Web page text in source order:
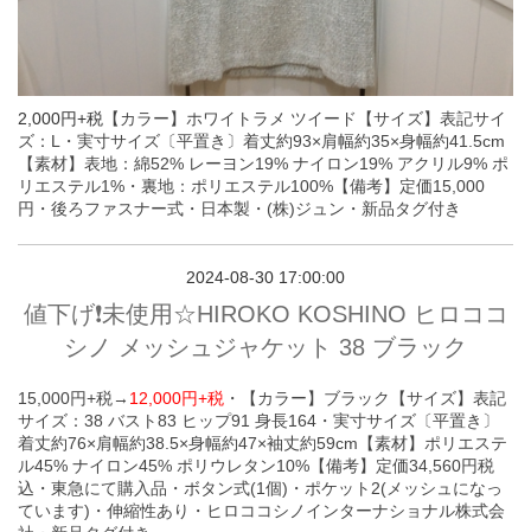
2,000円+税 【カラー】ホワイトラメ ツイード
【サイズ】表記サイ
ズ：L・実寸サイズ〔平置き〕着丈約93×肩幅約35×身幅約41.5cm
【素材】表地：綿52% レーヨン19% ナイロン19% アクリル9% ポ
リエステル1%・裏地：ポリエステル100% 【備考】定価15,000
円・後ろファスナー式・日本製・(株)ジュン ・新品タグ付き
2024-08-30 17:00:00
値下げ❗️未使用☆HIROKO KOSHINO ヒロココ
シノ メッシュジャケット 38 ブラック
15,000円+税→ 12,000円+税 ・【カラー】ブラック
【サイズ】表記
サイズ：38 バスト83 ヒップ91 身長164・実寸サイズ〔平置き〕
着丈約76×肩幅約38.5×身幅約47×袖丈約59cm 【素材】ポリエステ
ル45% ナイロン45% ポリウレタン10% 【備考】定価34,560円税
込・東急にて購入品・ボタン式(1個)・ポケット2(メッシュになっ
ています)・伸縮性あり・ヒロココシノインターナショナル株式会